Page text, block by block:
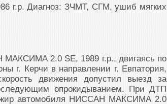
г.р. Диагноз: ЗЧМТ, СГМ, ушиб мягких
2.0 SЕ, 1989 г.р., двигаясь по
г. Керчи в направлении г. Евпатория,
движения допустил выезд за
опрокидыванием. При ДТП
автомобиля НИССАН МАКСИМА 2.0